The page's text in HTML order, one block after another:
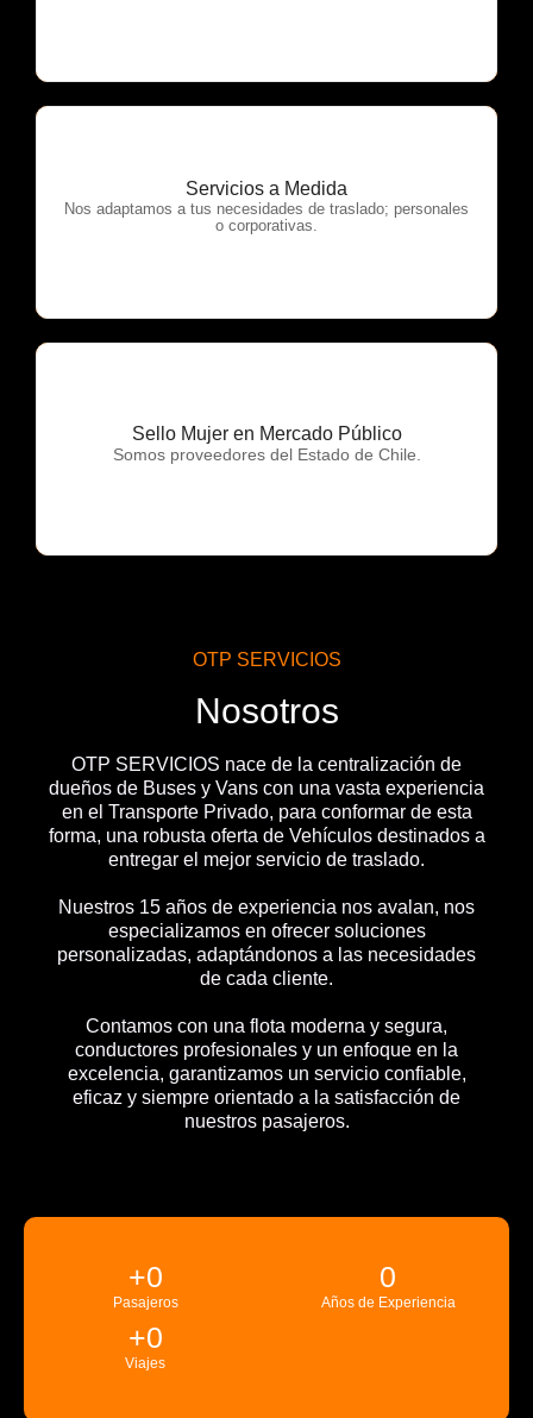
Servicios a Medida
Nos adaptamos a tus necesidades de traslado; personales
o corporativas.
OTP Servicios
Sello Mujer en Mercado Público
Somos proveedores del Estado de Chile.
OTP Servicios
OTP SERVICIOS
Nosotros
OTP SERVICIOS nace de la centralización de
dueños de Buses y Vans con una vasta experiencia
en el Transporte Privado, para conformar de esta
forma, una robusta oferta de Vehículos destinados a
entregar el mejor servicio de traslado.
Nuestros 15 años de experiencia nos avalan, nos
especializamos en ofrecer soluciones
personalizadas, adaptándonos a las necesidades
de cada cliente.
Contamos con una flota moderna y segura,
conductores profesionales y un enfoque en la
excelencia, garantizamos un servicio confiable,
eficaz y siempre orientado a la satisfacción de
nuestros pasajeros.
Pasajeros
+0
Años de Experiencia
0
Viajes
+0